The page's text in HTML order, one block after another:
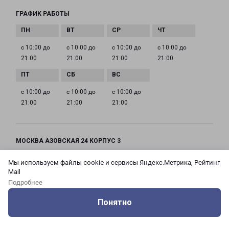
Мы используем файлы cookie и сервисы Яндекс.Метрика, Рейтинг
Mail
Подробнее
Понятно
ГРАФИК РАБОТЫ
с 10:00 до
21:00
с 10:00 до
21:00
с 10:00 до
21:00
с 10:00 до
21:00
с 10:00 до
21:00
с 10:00 до
21:00
с 10:00 до
21:00
МОСКВА АЗОВСКАЯ 24 КОРПУС 3
Азовская, дом 24, корпус 3
на карте